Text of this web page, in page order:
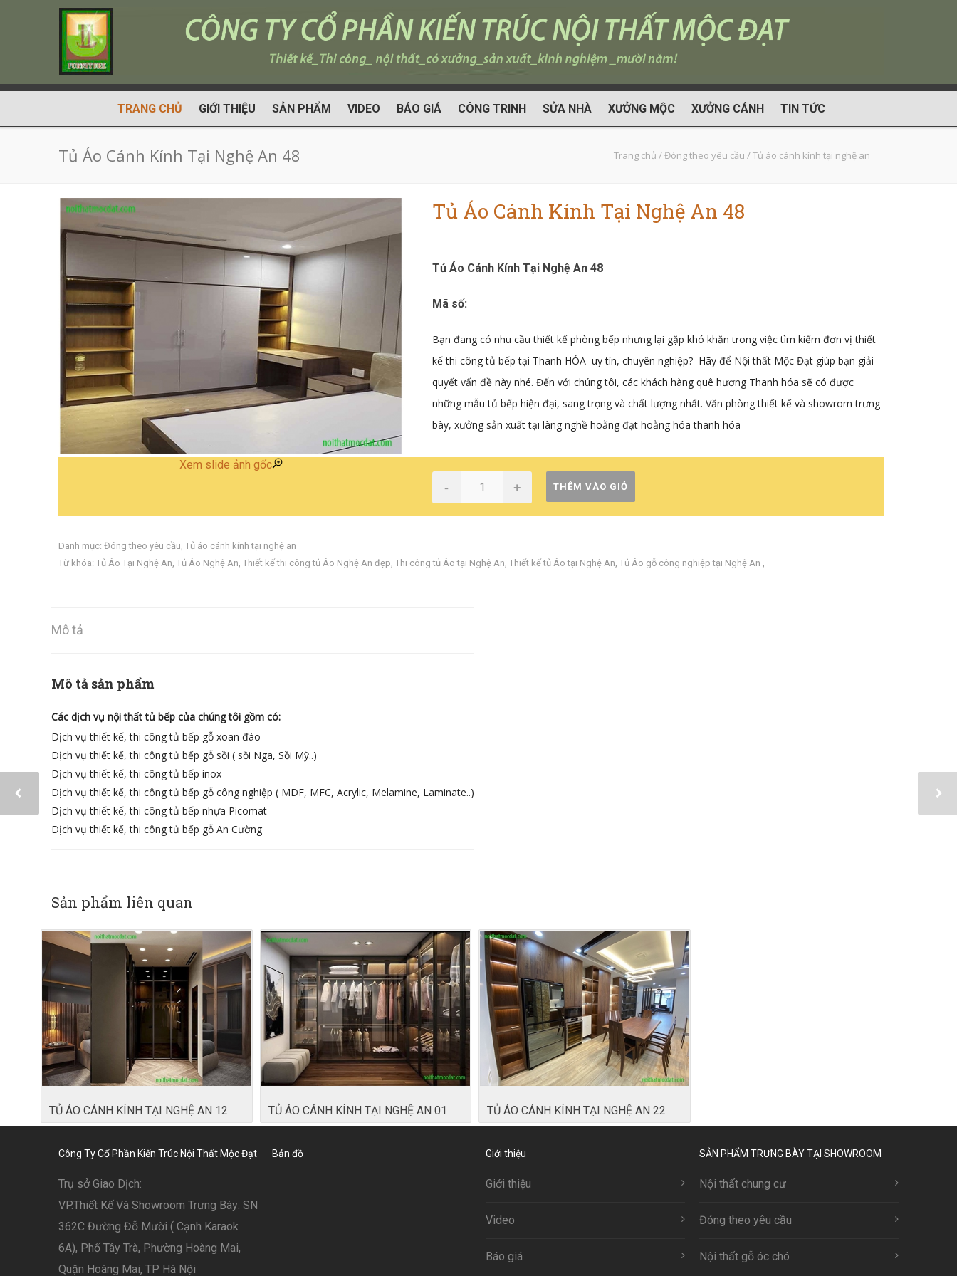
TRANG CHỦ GIỚI THIỆU SẢN PHẨM VIDEO BÁO GIÁ CÔNG TRINH SỬA NHÀ XƯỞNG MỘC XƯỞNG CÁNH TIN TỨC
Tủ Áo Cánh Kính Tại Nghệ An 48 Trang chủ /Đóng theo yêu cầu /Tủ áo cánh kính tại nghệ an
Xem slide ảnh gốc
Tủ Áo Cánh Kính Tại Nghệ An 48
Tủ Áo Cánh Kính Tại Nghệ An 48
Mã số:
Bạn đang có nhu cầu thiết kế phòng bếp nhưng lại gặp khó khăn trong việc tìm kiếm đơn vị thiết
kế thi công tủ bếp tại Thanh HÓA uy tín, chuyên nghiệp? Hãy để Nội thất Mộc Đạt giúp bạn giải
quyết vấn đề này nhé. Đến với chúng tôi, các khách hàng quê hương Thanh hóa sẽ có được
những mẫu tủ bếp hiện đại, sang trọng và chất lượng nhất. Văn phòng thiết kế và showrom trưng
bày, xưởng sản xuất tại làng nghề hoằng đạt hoằng hóa thanh hóa
- + THÊM VÀO GIỎ
Danh mục: Đóng theo yêu cầu, Tủ áo cánh kính tại nghệ an
Từ khóa: Tủ Áo Tại Nghệ An, Tủ Áo Nghệ An, Thiết kế thi công tủ Áo Nghệ An đẹp, Thi công tủ Áo tại Nghệ An, Thiết kế tủ Áo tại Nghệ An, Tủ Áo gỗ công nghiệp tại Nghệ An ,
Mô tả
Mô tả sản phẩm
Các dịch vụ nội thất tủ bếp của chúng tôi gồm có:
Dịch vụ thiết kế, thi công tủ bếp gỗ xoan đào
Dịch vụ thiết kế, thi công tủ bếp gỗ sồi ( sồi Nga, Sồi Mỹ..)
Dịch vụ thiết kế, thi công tủ bếp inox
Dịch vụ thiết kế, thi công tủ bếp gỗ công nghiệp ( MDF, MFC, Acrylic, Melamine, Laminate..)
Dịch vụ thiết kế, thi công tủ bếp nhựa Picomat
Dịch vụ thiết kế, thi công tủ bếp gỗ An Cường
Sản phẩm liên quan
TỦ ÁO CÁNH KÍNH TẠI NGHỆ AN 12 TỦ ÁO CÁNH KÍNH TẠI NGHỆ AN 01 TỦ ÁO CÁNH KÍNH TẠI NGHỆ AN 22
Công Ty Cổ Phần Kiến Trúc Nội Thất Mộc Đạt
Trụ sở Giao Dịch:
VP.Thiết Kế Và Showroom Trưng Bày: SN
362C Đường Đỗ Mười ( Cạnh Karaok
6A), Phố Tây Trà, Phường Hoàng Mai,
Quận Hoàng Mai, TP Hà Nội
Bản đồ Giới thiệu
Giới thiệu
Video
Báo giá
SẢN PHẨM TRƯNG BÀY TẠI SHOWROOM
Nội thất chung cư
Đóng theo yêu cầu
Nội thất gỗ óc chó